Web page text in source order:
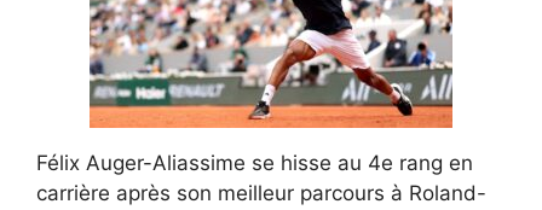
Félix Auger-Aliassime se hisse au 4e rang en
carrière après son meilleur parcours à Roland-